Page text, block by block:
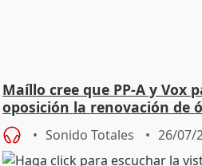
Maíllo cree que PP-A y Vox
oposición la renovación de
Defensor
Sonido Totales 26/07/